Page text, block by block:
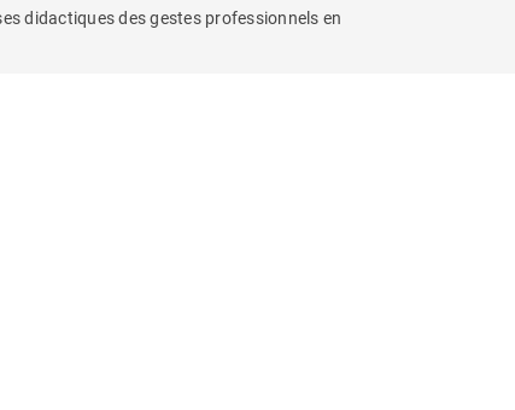
didactiques des gestes professionnels en